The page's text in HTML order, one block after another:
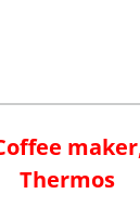
Thermos